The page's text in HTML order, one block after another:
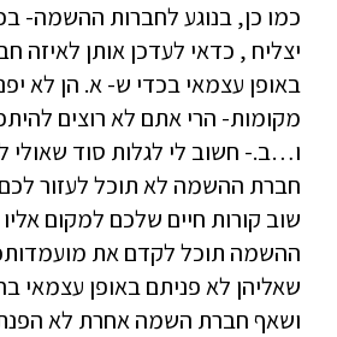
כמו כן, בנוגע לחברות ההשמה-
יצליח , כדאי לעדכן אותן לאיזה
באופן עצמאי בכדי ש- א. הן לא
מקומות- הרי אתם לא רוצים
ו…ב.- חשוב לי לגלות סוד שאולי
חברת ההשמה לא תוכל לעזור
שוב קורות חיים שלכם למקום
ההשמה תוכל לקדם את
שאליהן לא פניתם באופן עצמאי
ושאף חברת השמה אחרת לא